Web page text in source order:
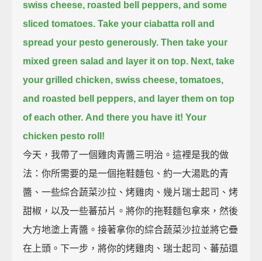
swiss cheese, roasted bell peppers, and some
sliced tomatoes. Take your ciabatta roll and
spread your pesto generously. Then take your
mixed green salad and layer it on top. Next, take
your grilled chicken, swiss cheese, tomatoes,
and roasted bell peppers, and layer them on top
of each other. And there you have it! Your
chicken pesto roll!
今天，我帶了一個雞肉青醬三明治。這裡是我的做
法：你所需要的是一個拖鞋麵包、約一大湯匙的青
醬、一些綜合蔬菜沙拉、烤雞肉、幾片瑞士起司、烤
甜椒，以及一些蕃茄片。將你的拖鞋麵包拿來，然後
大方地塗上青醬。接著拿你的綜合蔬菜沙拉並將它疊
在上頭。下一步，將你的烤雞肉、瑞士起司、蕃茄還